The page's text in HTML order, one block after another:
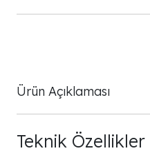
Ürün Açıklaması
Teknik Özellikler